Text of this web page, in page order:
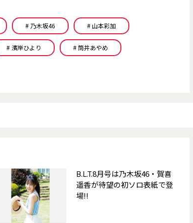
# 乃木坂46 # 山本彩加
# 濱岸ひより # 筒井あやめ
B.L.T.8月号は乃木坂46・賀喜
遥香が待望の初ソロ表紙で登
場!!